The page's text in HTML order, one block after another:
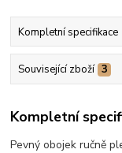
Kompletní specifikace
Související zboží 3
Kompletní
Pevný obojek ručně